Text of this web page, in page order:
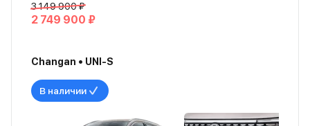
3 149 900 ₽
2 749 900 ₽
Changan • UNI-S
В наличии